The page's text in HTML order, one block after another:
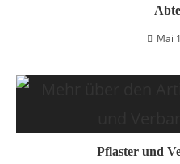
Mai
Pflaster und